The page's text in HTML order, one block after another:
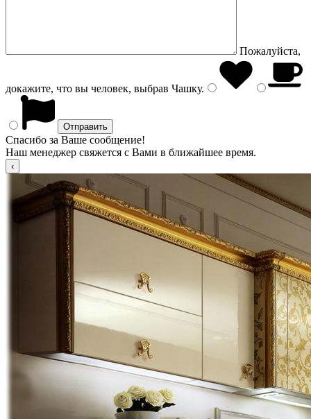
Пожалуйста,
докажите, что вы человек, выбрав Чашку.
Спасибо за Ваше сообщение!
Наш менеджер свяжется с Вами в ближайшее время.